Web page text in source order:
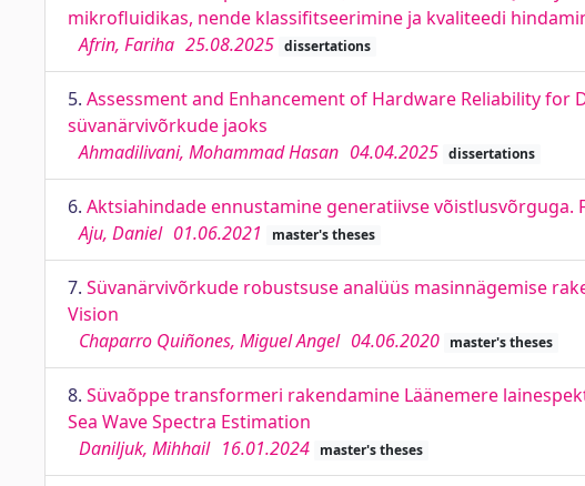
mikroﬂuidikas, nende klassiﬁtseerimine ja kvaliteedi
Afrin, Fariha 25.08.2025 dissertations
5. Assessment and Enhancement of Hardware Reliability
süvanärvivõrkude jaoks
Ahmadilivani, Mohammad Hasan 04.04.2025 dissertations
6. Aktsiahindade ennustamine generatiivse
Aju, Daniel 01.06.2021 master's theses
7. Süvanärvivõrkude robustsuse analüüs masinnägemise
Vision
Chaparro Quiñones, Miguel Angel 04.06.2020 master's theses
8. Süvaõppe transformeri rakendamine Läänemere
Sea Wave Spectra Estimation
Daniljuk, Mihhail 16.01.2024 master's theses